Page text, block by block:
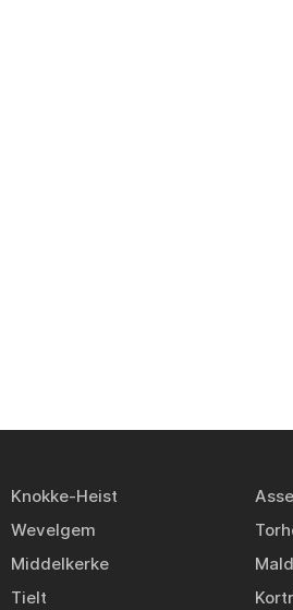
Knokke-Heist
Wevelgem
Middelkerke
Tielt